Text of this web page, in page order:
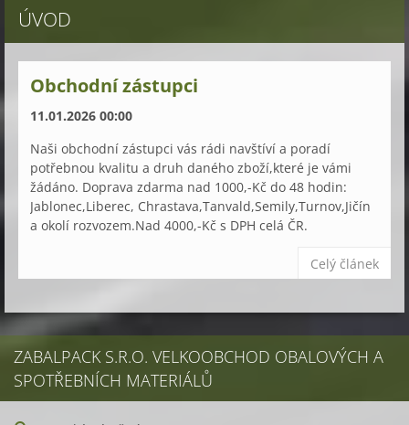
ÚVOD
Obchodní zástupci
11.01.2026 00:00
Naši obchodní zástupci vás rádi navštíví a poradí
potřebnou kvalitu a druh daného zboží,které je vámi
žádáno. Doprava zdarma nad 1000,-Kč do 48 hodin:
Jablonec,Liberec, Chrastava,Tanvald,Semily,Turnov,Jičín
a okolí rozvozem.Nad 4000,-Kč s DPH celá ČR.
Celý článek
ZABALPACK S.R.O. VELKOOBCHOD OBALOVÝCH A
SPOTŘEBNÍCH MATERIÁLŮ